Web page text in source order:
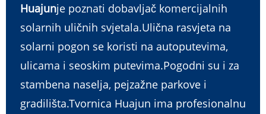
Huajunje poznati dobavljač komercijalnih
solarnih uličnih svjetala.Ulična rasvjeta na
solarni pogon se koristi na autoputevima,
ulicama i seoskim putevima.Pogodni su i za
stambena naselja, pejzažne parkove i
gradilišta.Tvornica Huajun ima profesionalnu